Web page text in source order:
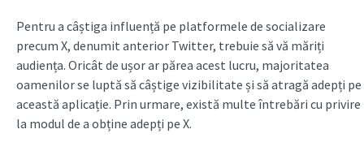
Pentru a câștiga influență pe platformele de socializare
precum X, denumit anterior Twitter, trebuie să vă măriți
audiența. Oricât de ușor ar părea acest lucru, majoritatea
oamenilor se luptă să câștige vizibilitate și să atragă adepți pe
această aplicație. Prin urmare, există multe întrebări cu privire
la modul de a obține adepți pe X.